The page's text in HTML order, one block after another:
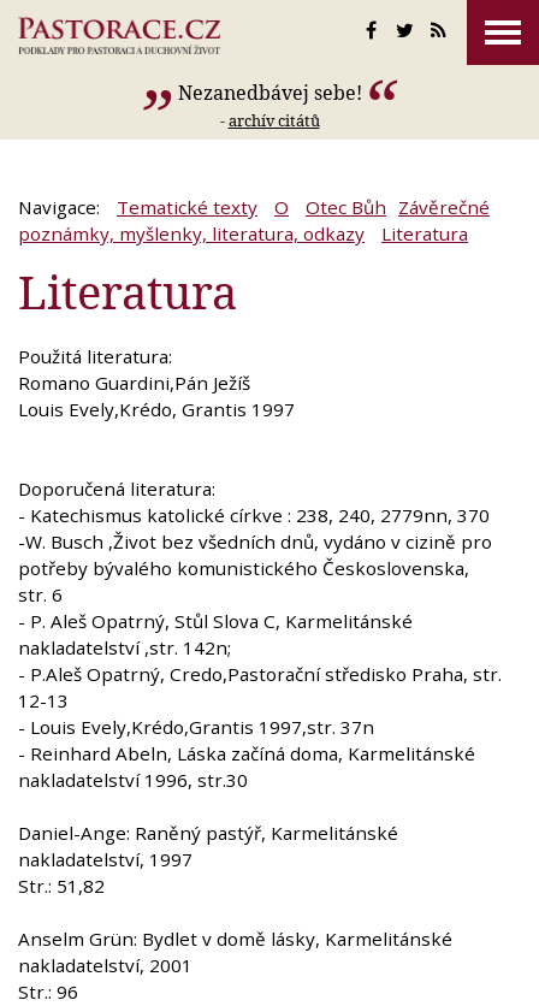
Nezanedbávej sebe!
-archív citátů
Navigace: Tematické texty O Otec Bůh Závěrečné
poznámky, myšlenky, literatura, odkazy
Literatura
Literatura
Použitá literatura:
Romano Guardini,Pán Ježíš
Louis Evely,Krédo, Grantis 1997
Doporučená literatura:
- Katechismus katolické církve : 238, 240, 2779nn, 370
-W. Busch ,Život bez všedních dnů, vydáno v cizině pro
potřeby bývalého komunistického Československa,
str. 6
- P. Aleš Opatrný, Stůl Slova C, Karmelitánské
nakladatelství ,str. 142n;
- P.Aleš Opatrný, Credo,Pastorační středisko Praha, str.
12-13
- Louis Evely,Krédo,Grantis 1997,str. 37n
- Reinhard Abeln, Láska začíná doma, Karmelitánské
nakladatelství 1996, str.30
Daniel-Ange: Raněný pastýř, Karmelitánské
nakladatelství, 1997
Str.: 51,82
Anselm Grün: Bydlet v domě lásky, Karmelitánské
nakladatelství, 2001
Str.: 96